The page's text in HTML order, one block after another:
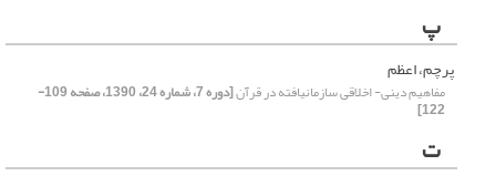
پ
پرچم، اعظم
مفاهیم دینی- اخلاقی سازمان‏یافته در قرآن [دوره 7، شماره 24، 1390، صفحه 109-
122]
ت